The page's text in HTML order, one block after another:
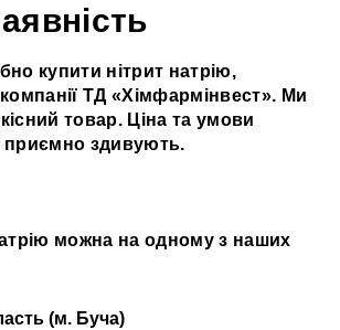
купити нітрит натрію,
ТД «Хімфармінвест». Ми
товар. Ціна та умови
приємно здивують.
можна на одному з наших
(м. Буча)